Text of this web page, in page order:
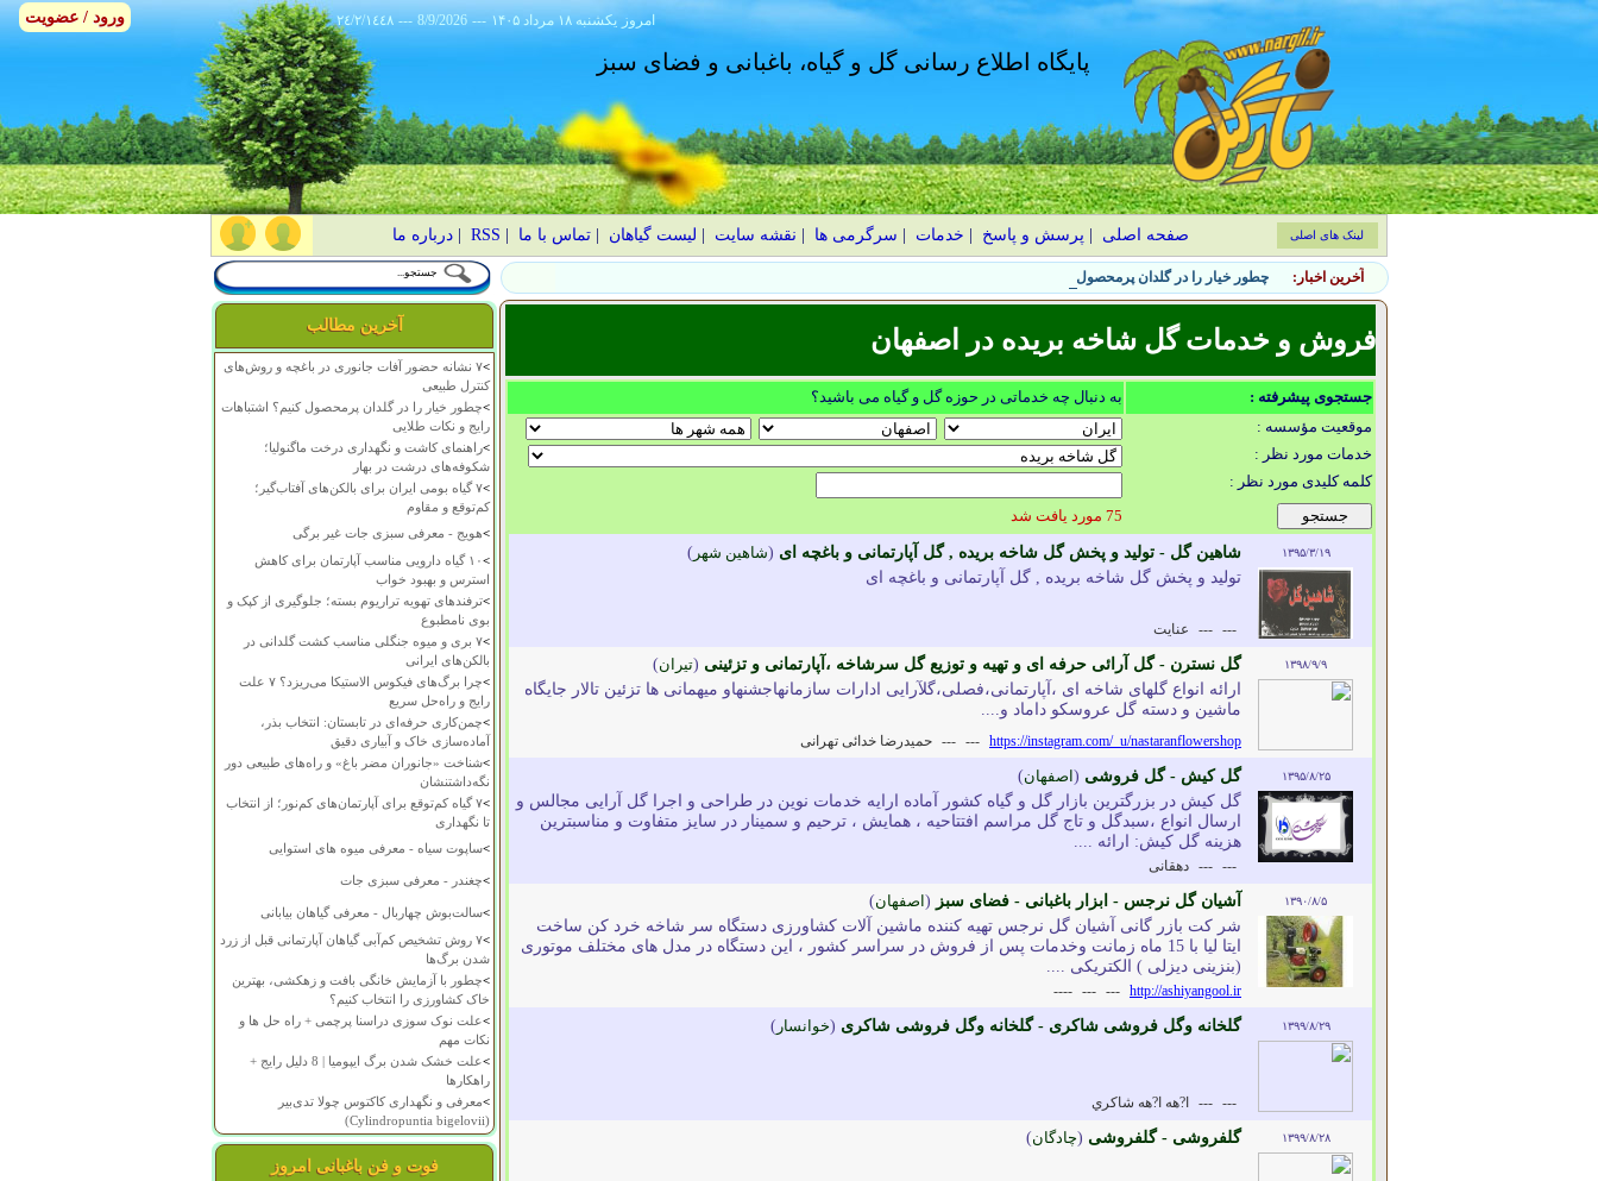
٢٤/٢/١٤٤٨ --- 8/9/2026 --- ۱۴۰۵ يکشنبه ۱۸ مرداد امروز
پایگاه اطلاع رسانی گل و گیاه، باغبانی و فضای سبز
صفحه اصلی پرسش و پاسخ خدمات سرگرمی ها نقشه سایت لیست گیاهان |تماس با ما RSS
|درباره ما لینک های اصلی
آخرین اخبار: چطور خیار را در گلدان پرمحصول کنیم؟ اشتباهات رایج و نکات طلایی
آخرین مطالب
>
۷ نشانه حضور آفات جانوری در باغچه و روش‌های
کنترل طبیعی
>چطور خیار را در گلدان پرمحصول کنیم؟ اشتباهات
رایج و نکات طلایی
>راهنمای کاشت و نگهداری درخت ماگنولیا؛
شکوفه‌های درشت در بهار
>
۷ گیاه بومی ایران برای بالکن‌های آفتاب‌گیر؛
کم‌توقع و مقاوم
>هویج - معرفی سبزی جات غیر برگی
>
۱۰ گیاه دارویی مناسب آپارتمان برای کاهش
استرس و بهبود خواب
>ترفندهای تهویه تراریوم بسته؛ جلوگیری از کپک و
بوی نامطبوع
>
۷ بری و میوه جنگلی مناسب کشت گلدانی در
بالکن‌های ایرانی
>
چرا برگ‌های فیکوس الاستیکا می‌ریزد؟ ۷ علت
رایج و راه‌حل سریع
>چمن‌کاری حرفه‌ای در تابستان: انتخاب بذر،
آماده‌سازی خاک و آبیاری دقیق
>شناخت «جانوران مضر باغ» و راه‌های طبیعی دور
نگه‌داشتنشان
>
۷ گیاه کم‌توقع برای آپارتمان‌های کم‌نور؛ از انتخاب
تا نگهداری
>ساپوت سیاه - معرفی میوه های استوایی
>چغندر - معرفی سبزی جات
>سالت‌بوش چهاربال - معرفی گیاهان بیابانی
>
۷ روش تشخیص کم‌آبی گیاهان آپارتمانی قبل از زرد
شدن برگ‌ها
>چطور با آزمایش خانگی بافت و زهکشی، بهترین
خاک کشاورزی را انتخاب کنیم؟
>علت نوک سوزی دراسنا پرچمی + راه حل ها و
نکات مهم
>
علت خشک شدن برگ ایپومیا | 8 دلیل رایج +
راهکارها
>معرفی و نگهداری کاکتوس چولا تدی‌بیر
(Cylindropuntia bigelovii)
فوت و فن باغبانی امروز
فروش و خدمات گل شاخه بریده در اصفهان
جستجوی پیشرفته :
به دنبال چه خدماتی در حوزه گل و گیاه می باشید؟
موقعیت مؤسسه :
خدمات مورد نظر :
کلمه کلیدی مورد نظر :
75 مورد یافت شد
۱۳۹۵/۳/۱۹ شاهین گل - تولید و پخش گل شاخه بریده , گل آپارتمانی و باغچه ای (شاهین شهر )
تولید و پخش گل شاخه بریده , گل آپارتمانی و باغچه ای
---
--- عنایت
۱۳۹۸/۹/۹ گل نسترن - گل آرائی حرفه ای و تهیه و توزیع گل سرشاخه ،آپارتمانی و تزئینی (تیران)
ارائه انواع گلهای شاخه ای ،آپارتمانی،فصلی،گلآرایی ادارات سازمانهاجشنهاو میهمانی ها تزئین تالار جایگاه
ماشین و دسته گل عروسکو داماد و....
https://instagram.com/_u/nastaranflowershop
---
--- حمیدرضا خدائی تهرانی
۱۳۹۵/۸/۲۵ گل کیش - گل فروشی (اصفهان)
گل کیش در بزرگترین بازار گل و گیاه کشور آماده ارایه خدمات نوین در طراحی و اجرا گل آرایی مجالس و
ارسال انواع ،سبدگل و تاج گل مراسم افتتاحیه ، همایش ، ترحیم و سمینار در سایز متفاوت و مناسبترین
هزینه گل کیش: ارائه ....
---
--- دهقانی
۱۳۹۰/۸/۵ آشیان گل نرجس - ابزار باغبانی - فضای سبز (اصفهان)
شر کت بازر گانی آشیان گل نرجس تهیه کننده ماشین آلات کشاورزی دستگاه سر شاخه خرد کن ساخت
ایتا لیا با 15 ماه زمانت وخدمات پس از فروش در سراسر کشور ، این دستگاه در مدل های مختلف موتوری
(بنزینی دیزلی ) الکتریکی ....
http://ashiyangool.ir
---
---
----
۱۳۹۹/۸/۲۹ گلخانه وگل فروشی شاکری - گلخانه وگل فروشی شاکری (خوانسار )
---
--- ا?هه ا?هه شاکري
۱۳۹۹/۸/۲۸ گلفروشی - گلفروشی (چادگان)
ورود / عضویت